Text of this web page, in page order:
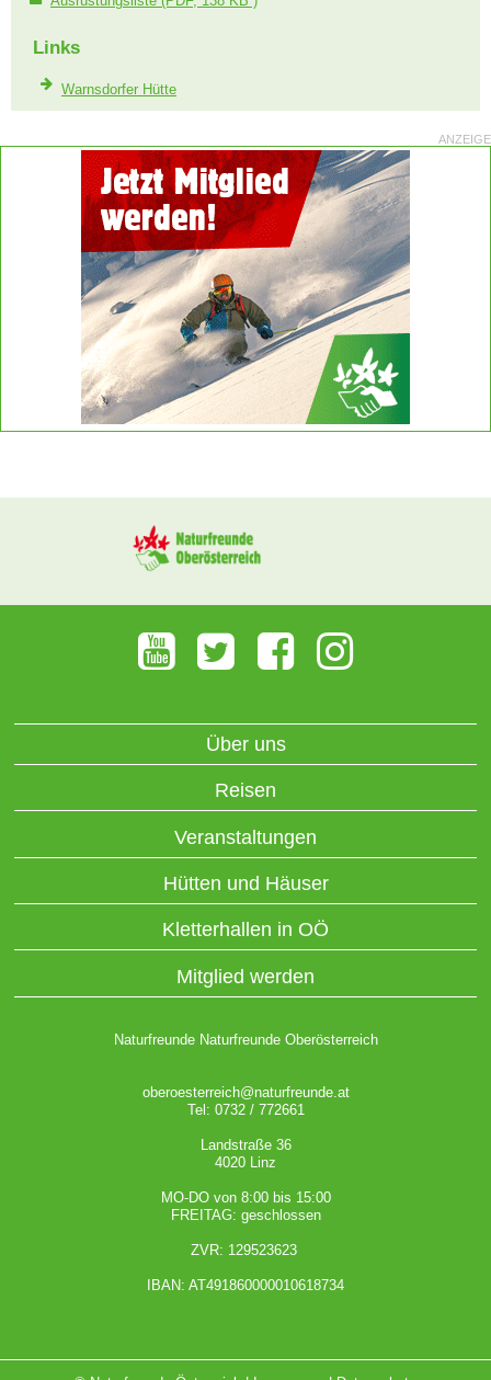
Links
Warnsdorfer Hütte
ANZEIGE
Über uns
Reisen
Veranstaltungen
Hütten und Häuser
Kletterhallen in OÖ
Mitglied werden
Naturfreunde Naturfreunde Oberösterreich
oberoesterreich@naturfreunde.at
Tel: 0732 / 772661
Landstraße 36
4020 Linz
MO-DO von 8:00 bis 15:00
FREITAG: geschlossen
ZVR: 129523623
IBAN: AT491860000010618734